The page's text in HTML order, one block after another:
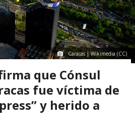
Caracas | Wikimedia (CC)
que Cónsul
fue víctima de
y herido a